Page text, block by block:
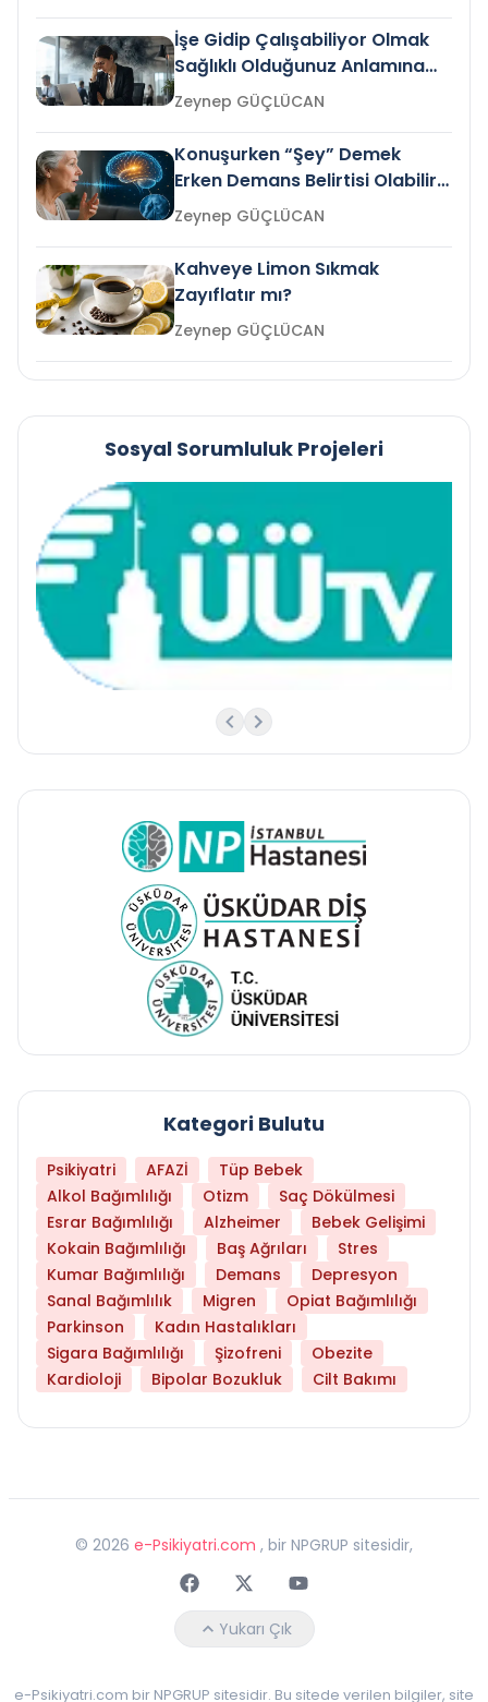
İşe Gidip Çalışabiliyor Olmak
Sağlıklı Olduğunuz Anlamına
Gelir mi?Zeynep GÜÇLÜCAN
Konuşurken “Şey” Demek
Erken Demans Belirtisi Olabilir
mi?
Zeynep GÜÇLÜCAN
Kahveye Limon Sıkmak
Zayıflatır mı?
Zeynep GÜÇLÜCAN
Sosyal Sorumluluk Projeleri
Kategori Bulutu
Psikiyatri AFAZİ
Tüp Bebek
Alkol Bağımlılığı
Otizm
Saç Dökülmesi
Esrar Bağımlılığı
Alzheimer
Bebek Gelişimi
Kokain Bağımlılığı
Baş Ağrıları
Stres
Kumar Bağımlılığı
Demans
Depresyon
Sanal Bağımlılık
Migren
Opiat Bağımlılığı
Parkinson
Kadın Hastalıkları
Sigara Bağımlılığı
Şizofreni
Obezite
Kardioloji
Bipolar Bozukluk Cilt Bakımı
© 2026 e-Psikiyatri.com , bir NPGRUP sitesidir,
FaceebokTwitterYoutube
Yukarı Çık
e-Psikiyatri.com bir NPGRUP sitesidir. Bu sitede verilen bilgiler, site